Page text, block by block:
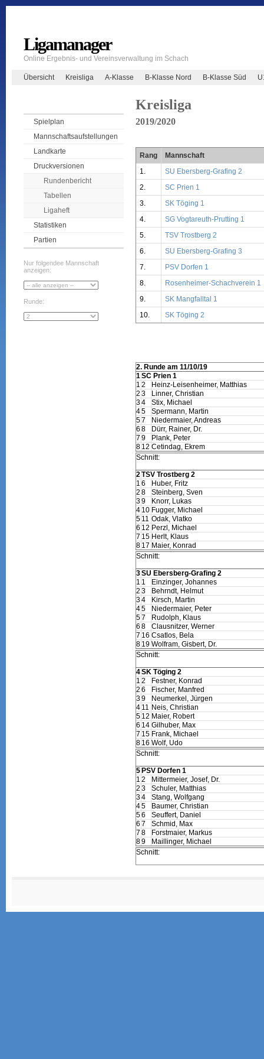
Ligamanager
Online Ergebnis- und Vereinsverwaltung im Schach
Übersicht Kreisliga A-Klasse B-Klasse Nord B-Klasse Süd
Spielplan
Mannschaftsaufstellungen
Landkarte
Druckversionen
Rundenbericht
Tabellen
Ligaheft
Statistiken
Partien
Nur folgendee Mannschaft
anzeigen:
Runde:
Kreisliga
2019/2020
Rang
Mannschaft
1.
SU Ebersberg-Grafing 2
2.
SC Prien 1
3.
SK Töging 1
4.
SG Vogtareuth-Prutting 1
5.
TSV Trostberg 2
6.
SU Ebersberg-Grafing 3
7.
PSV Dorfen 1
8.
Rosenheimer-Schachverein 1
9.
SK Mangfalltal 1
10.
SK Töging 2
2. Runde am 11/10/19
1 SC Prien 1
1 2
Heinz-Leisenheimer, Matthias
2 3
Linner, Christian
34
Stix, Michael
45
Spermann, Martin
57
Niedermaier, Andreas
6 8
Dürr, Rainer, Dr.
7 9
Plank, Peter
8 12 Cetindag, Ekrem
Schnitt:
2 TSV Trostberg 2
1 6
Huber, Fritz
2 8
Steinberg, Sven
39
Knorr, Lukas
4 10 Fugger, Michael
5 11 Odak, Vlatko
6 12 Perzl, Michael
7 15 Herlt, Klaus
8 17 Maier, Konrad
Schnitt:
3SU Ebersberg-Grafing 2
1 1
Einzinger, Johannes
2 3
Behrndt, Helmut
34
Kirsch, Martin
45
Niedermaier, Peter
57
Rudolph, Klaus
6 8
Clausnitzer, Werner
7 16 Csatlos, Bela
8 19 Wolfram, Gisbert, Dr.
Schnitt:
4SK Töging 2
1 2
Festner, Konrad
2 6
Fischer, Manfred
39
Neumerkel, Jürgen
4 11 Neis, Christian
5 12 Maier, Robert
6 14 Gilhuber, Max
7 15 Frank, Michael
8 16 Wolf, Udo
Schnitt:
5PSV Dorfen 1
1 2
Mittermeier, Josef, Dr.
2 3
Schuler, Matthias
34
Stang, Wolfgang
45
Baumer, Christian
56
Seuffert, Daniel
6 7
Schmid, Max
7 8
Forstmaier, Markus
89
Maillinger, Michael
Schnitt: